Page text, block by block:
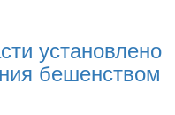
установлено
бешенством